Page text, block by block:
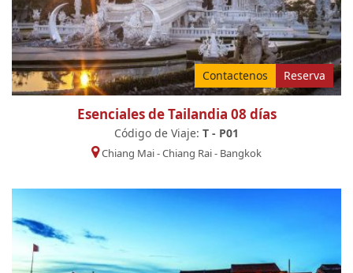
Contactenos Reserva
Esenciales de Tailandia 08 días
Código de Viaje: T - P01
Chiang Mai-Chiang Rai- Bangkok